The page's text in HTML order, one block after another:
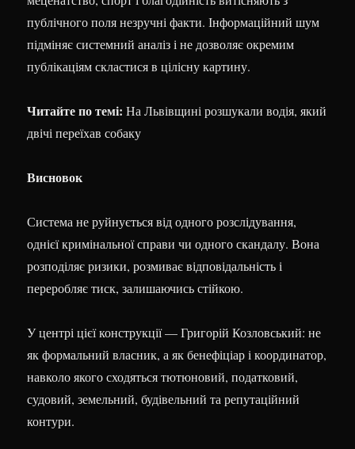
публічного поля незручні факти. Інформаційний шум
підміняє системний аналіз і не дозволяє окремим
публікаціям скластися в цілісну картину.
Читайте по темі: На Львівщині розшукали водія, який
двічі переїхав собаку
Висновок
Система не руйнується від одного розслідування,
однієї кримінальної справи чи одного скандалу. Вона
розподіляє ризики, розмиває відповідальність і
переробляє тиск, залишаючись стійкою.
У центрі цієї конструкції — Григорій Козловський: не
як формальний власник, а як бенефіціар і координатор,
навколо якого сходяться тютюновий, податковий,
судовий, земельний, будівельний та репутаційний
контури.